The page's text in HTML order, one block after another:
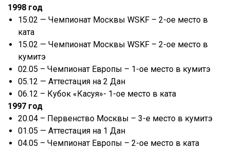
1998 год
15.02 — Чемпионат Москвы WSKF – 2-ое место в
ката
15.02 — Чемпионат Москвы WSKF – 2-ое место в
кумитэ
02.05 – Чемпионат Европы – 1-ое место в кумитэ
05.12 — Аттестация на 2 Дан
06.12 – Кубок «Касуя»- 1-ое место в ката
1997 год
20.04 – Первенство Москвы – 3-е место в кумитэ
01.05 — Аттестация на 1 Дан
04.05 – Чемпионат Европы – 2-ое место в ката